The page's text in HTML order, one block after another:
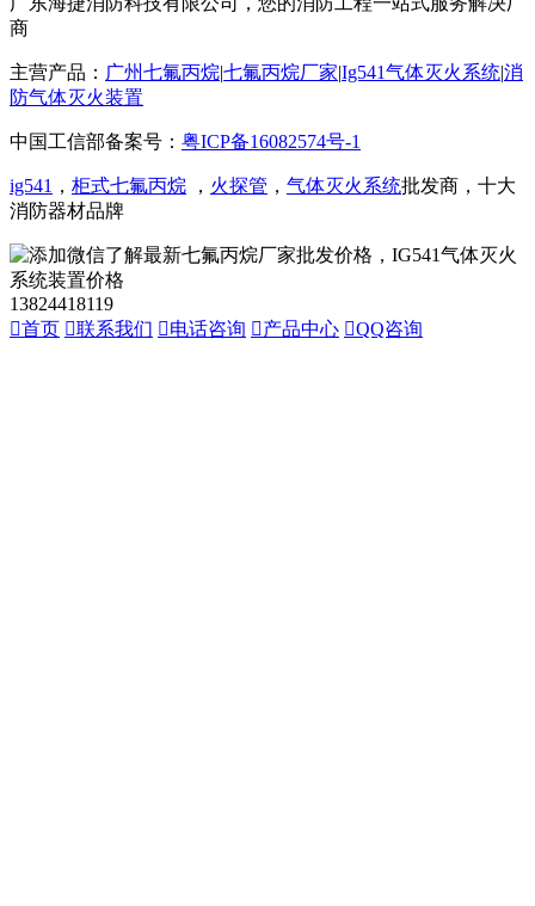
商
主营产品： 广州七氟丙烷|七氟丙烷厂家|Ig541气体灭火系统|消
防气体灭火装置
中国工信部备案号： 粤ICP备16082574号-1
ig541 ， 柜式七氟丙烷 ， 火探管 ， 气体灭火系统批发商，十大
消防器材品牌
13824418119
首页 联系我们 电话咨询 产品中心 QQ咨询